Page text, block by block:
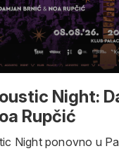
Night:
Rupčić
Night ponovno u